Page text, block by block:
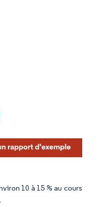
10 à 15 % au cours